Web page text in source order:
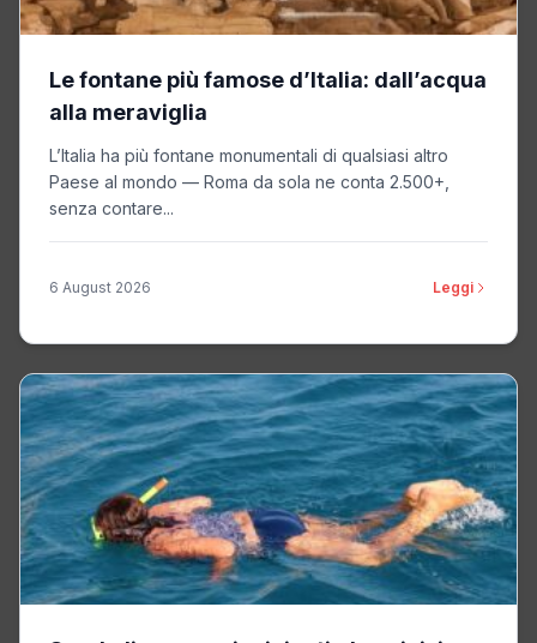
Le fontane più famose d’Italia: dall’acqua
alla meraviglia
L’Italia ha più fontane monumentali di qualsiasi altro
Paese al mondo — Roma da sola ne conta 2.500+,
senza contare...
6 August 2026 Leggi